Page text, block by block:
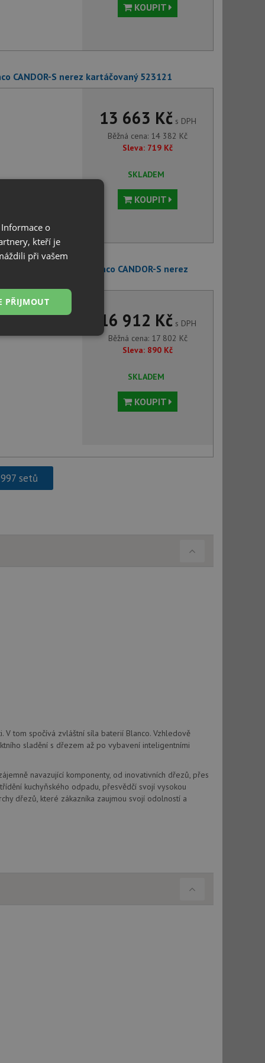
KOUPIT
CANDOR-S nerez kartáčovaný 523121
13 663 Kčs DPH
Běžná cena: 14 382 Kč
Sleva: 719 Kč
SKLADEM
KOUPIT
525244 + Blanco CANDOR-S nerez
16 912 Kčs DPH
Běžná cena: 17 802 Kč
Sleva: 890 Kč
SKLADEM
KOUPIT
setů
V tom spočívá zvláštní síla baterií Blanco. Vzhledově
sladění s dřezem až po vybavení inteligentními
navazující komponenty, od inovativních dřezů, přes
kuchyňského odpadu, přesvědčí svojí vysokou
dřezů, které zákazníka zaujmou svojí odolností a
o
kteří je
při vašem
PŘIJMOUT
Nezařazené
Tento soubor
požadavku
a
relace.
uživatele a
Zaznamenává
ochrany
jejich
a
používá
koncový uživatel
sledování
a
koncový uživatel